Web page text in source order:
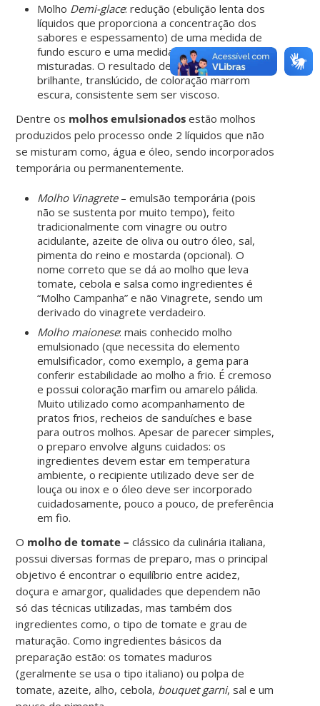
Molho Demi-glace: redução (ebulição lenta dos
líquidos que proporciona aconcentração dos
sabores e espessamento) de uma medida de
fundo escuro e uma medida do molho espanhol
misturadas. O resultado deve ser um molho
brilhante, translúcido, de coloração marrom
escura, consistente sem ser viscoso.
Dentre os molhos emulsionados estão molhos
produzidos pelo processo onde 2 líquidos que não
se misturam como, água e óleo, sendo incorporados
temporária ou permanentemente.
Molho Vinagrete– emulsão temporária (pois
não se sustenta por muito tempo), feito
tradicionalmente com vinagre ou outro
acidulante, azeite de oliva ou outro óleo, sal,
pimenta do reino e mostarda (opcional). O
nome correto que se dá ao molho que leva
tomate, cebola e salsa como ingredientes é
“Molho Campanha” e não Vinagrete, sendo um
derivado do vinagrete verdadeiro.
Molho maionese: mais conhecido molho
emulsionado (que necessita do elemento
emulsificador, como exemplo, a gema para
conferir estabilidade ao molho a frio. É cremoso
e possui coloração marfim ou amarelo pálida.
Muito utilizado como acompanhamento de
pratos frios, recheios de sanduíches e base
para outros molhos. Apesar de parecer simples,
o preparo envolve alguns cuidados: os
ingredientes devem estar em temperatura
ambiente, o recipiente utilizado deve ser de
louça ou inox e o óleo deve ser incorporado
cuidadosamente, pouco a pouco, de preferência
em fio.
O molho de tomate – clássico da culinária italiana,
possui diversas formas de preparo, mas o principal
objetivo é encontrar o equilíbrio entre acidez,
doçura e amargor, qualidades que dependem não
só das técnicas utilizadas, mas também dos
ingredientes como, o tipo de tomate e grau de
maturação. Como ingredientes básicos da
preparação estão: os tomates maduros
(geralmente se usa o tipo italiano) ou polpa de
tomate, azeite, alho, cebola, bouquet garni, sal e um